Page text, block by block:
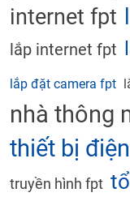
internet fpt
lắp internet fpt
lắp đặt camera fpt
nhà thông
thiết bị
truyền hình fpt